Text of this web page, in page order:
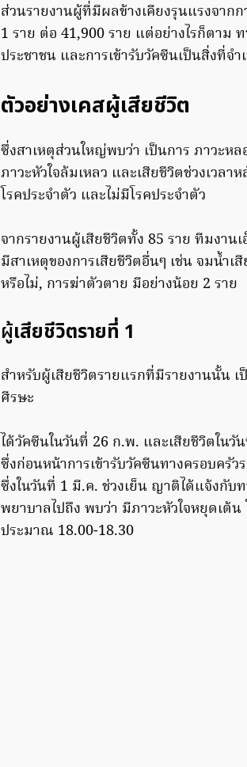
ส่วนรายงานผู้ที่มีผลข้างเคียงรุนแรงจาก
1 ราย ต่อ 41,900 ราย แต่อย่างไรก็ตาม
ประชาชน และการเข้ารับวัคซีนเป็นสิ่งที่จ
ตัวอย่างเคสผู้เสียชีวิต
ซึ่งสาเหตุส่วนใหญ่พบว่า เป็นการ ภาวะห
ภาวะหัวใจล้มเหลว และเสียชีวิตช่วงเวล
โรคประจำตัว และไม่มีโรคประจำตัว
จากรายงานผู้เสียชีวิตทั้ง 85 ราย ทีมงาน
มีสาเหตุของการเสียชีวิตอื่นๆ เช่น จมน้ำ
หรือไม่, การฆ่าตัวตาย มีอย่างน้อย 2 ราย
ผู้เสียชีวิตรายที่ 1
สำหรับผู้เสียชีวิตรายแรกที่มีรายงานนั้น
ศีรษะ
ได้วัคซีนในวันที่ 26 ก.พ. และเสียชีวิตใน
ซึ่งก่อนหน้าการเข้ารับวัคซีนทางครอบครั
ซึ่งในวันที่ 1 มี.ค. ช่วงเย็น ญาติได้แจ้งกับ
พยาบาลไปถึง พบว่า มีภาวะหัวใจหยุดเต้น
ประมาณ 18.00-18.30